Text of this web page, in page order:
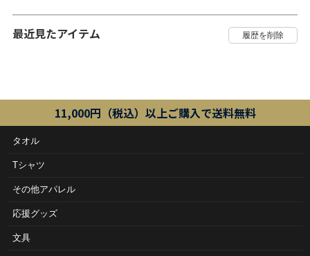
最近見たアイテム
11,000円（税込）以上ご購入で送料無料
タオル
Tシャツ
その他アパレル
応援グッズ
文具